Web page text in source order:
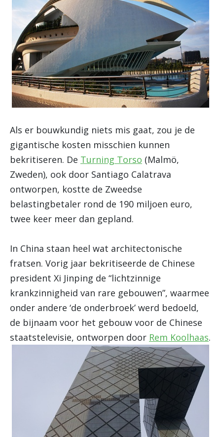
Als er bouwkundig niets mis gaat, zou je de
gigantische kosten misschien kunnen
bekritiseren. De Turning Torso (Malmö,
Zweden), ook door Santiago Calatrava
ontworpen, kostte de Zweedse
belastingbetaler rond de 190 miljoen euro,
twee keer meer dan gepland.
In China staan heel wat architectonische
fratsen. Vorig jaar bekritiseerde de Chinese
president Xi Jinping de “lichtzinnige
krankzinnigheid van rare gebouwen”, waarmee
onder andere ‘de onderbroek’ werd bedoeld,
de bijnaam voor het gebouw voor de Chinese
staatstelevisie, ontworpen door Rem Koolhaas.